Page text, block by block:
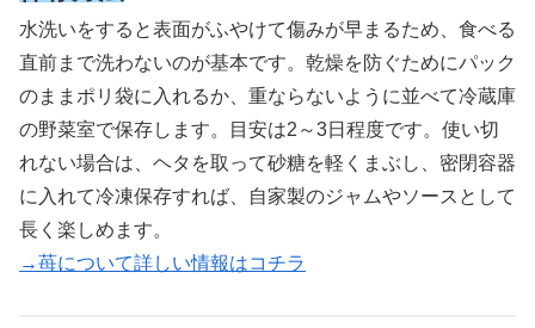
水洗いをすると表面がふやけて傷みが早まるため、食べる
直前まで洗わないのが基本です。乾燥を防ぐためにパック
のままポリ袋に入れるか、重ならないように並べて冷蔵庫
の野菜室で保存します。目安は2～3日程度です。使い切
れない場合は、ヘタを取って砂糖を軽くまぶし、密閉容器
に入れて冷凍保存すれば、自家製のジャムやソースとして
長く楽しめます。
→苺について詳しい情報はコチラ